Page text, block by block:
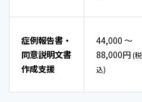
症例報告書・
同意説明文書
作成支援
44,000 〜
88,000円(税
込)